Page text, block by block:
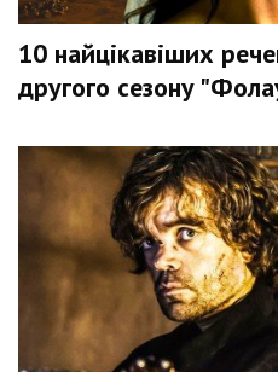
10 найцікавіших
другого сезону